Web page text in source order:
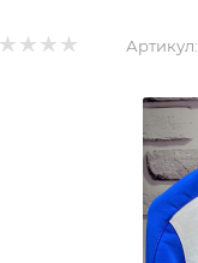
Артикул: